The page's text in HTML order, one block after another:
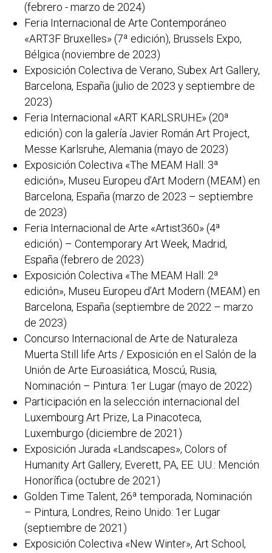
(febrero - marzo de 2024)
Feria Internacional de Arte Contemporáneo
«ART3F Bruxelles» (7ª edición), Brussels Expo,
Bélgica (noviembre de 2023)
Exposición Colectiva de Verano, Subex Art Gallery,
Barcelona, España (julio de 2023 y septiembre de
2023)
Feria Internacional «ART KARLSRUHE» (20ª
edición) con la galería Javier Román Art Project,
Messe Karlsruhe, Alemania (mayo de 2023)
Exposición Colectiva «The MEAM Hall: 3ª
edición», Museu Europeu d’Art Modern (MEAM) en
Barcelona, España (marzo de 2023 – septiembre
de 2023)
Feria Internacional de Arte «Artist360» (4ª
edición) – Contemporary Art Week, Madrid,
España (febrero de 2023)
Exposición Colectiva «The MEAM Hall: 2ª
edición», Museu Europeu d’Art Modern (MEAM) en
Barcelona, España (septiembre de 2022 – marzo
de 2023)
Concurso Internacional de Arte de Naturaleza
Muerta Still life Arts / Exposición en el Salón de la
Unión de Arte Euroasiática, Moscú, Rusia,
Nominación – Pintura: 1er Lugar (mayo de 2022)
Participación en la selección internacional del
Luxembourg Art Prize, La Pinacoteca,
Luxemburgo (diciembre de 2021)
Exposición Jurada «Landscapes», Colors of
Humanity Art Gallery, Everett, PA, EE. UU.: Mención
Honorífica (octubre de 2021)
Golden Time Talent, 26ª temporada, Nominación
– Pintura, Londres, Reino Unido: 1er Lugar
(septiembre de 2021)
Exposición Colectiva «New Winter», Art School,